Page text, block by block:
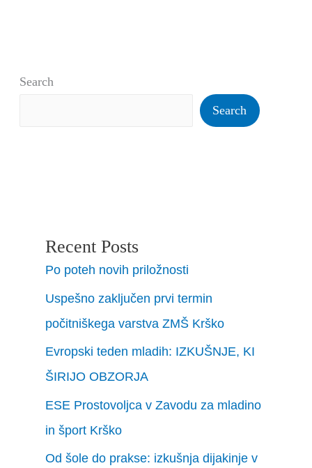
Search
Search
Recent Posts
Po poteh novih priložnosti
Uspešno zaključen prvi termin
počitniškega varstva ZMŠ Krško
Evropski teden mladih: IZKUŠNJE, KI
ŠIRIJO OBZORJA
ESE Prostovoljca v Zavodu za mladino
in šport Krško
Od šole do prakse: izkušnja dijakinje v